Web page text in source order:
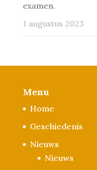
examen.
1 augustus 2023
Menu
Home
Geschiedenis
Nieuws
Nieuws